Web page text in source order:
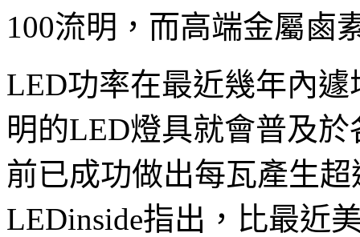
100流明，而高端金屬鹵
LED功率在最近幾年內
明的LED燈具就會普及
前已成功做出每瓦產生
LEDinside指出，比最近